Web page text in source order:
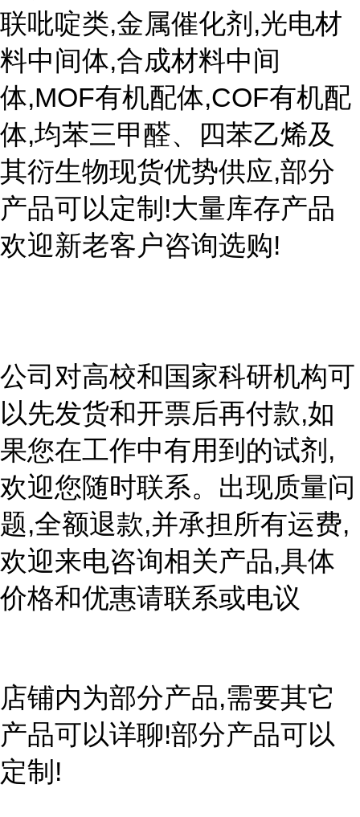
联吡啶类,金属催化剂,光电材
料中间体,合成材料中间
体,MOF有机配体,COF有机配
体,均苯三甲醛、四苯乙烯及
其衍生物现货优势供应,部分
产品可以定制!大量库存产品
欢迎新老客户咨询选购!
公司对高校和国家科研机构可
以先发货和开票后再付款,如
果您在工作中有用到的试剂,
欢迎您随时联系。出现质量问
题,全额退款,并承担所有运费,
欢迎来电咨询相关产品,具体
价格和优惠请联系或电议
店铺内为部分产品,需要其它
产品可以详聊!部分产品可以
定制!